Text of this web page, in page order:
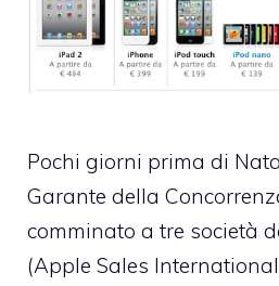
Pochi giorni prima di
Garante della
comminato a tre società
(Apple Sales